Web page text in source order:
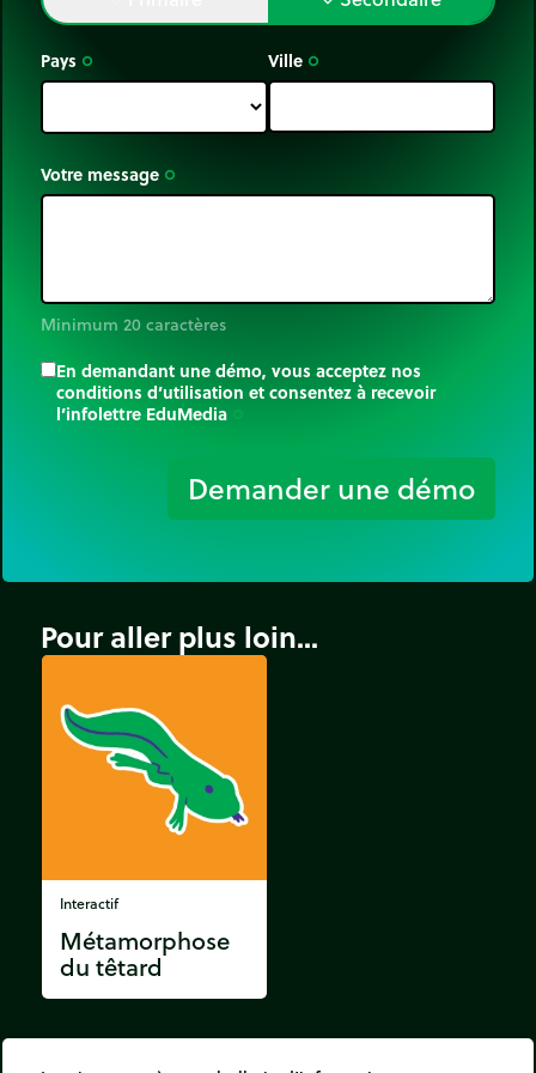
Pays trip_origin Ville trip_origin
Votre message trip_origin
Minimum 20 caractères
En demandant une démo, vous acceptez nos
conditions d’utilisation et consentez à recevoir
l’infolettre EduMedia
Demander une démo
Pour aller plus loin...
Interactif
Métamorphose
du têtard